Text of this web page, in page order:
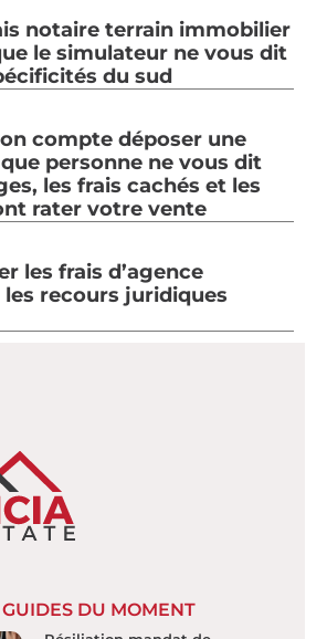
notaire terrain immobilier
le simulateur ne vous dit
du sud
compte déposer une
personne ne vous dit
les frais cachés et les
rater votre vente
les frais d’agence
recours juridiques
GUIDES DU MOMENT